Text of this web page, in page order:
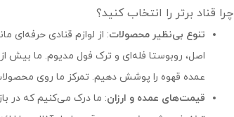
چرا قناد برتر را انتخاب کنید؟
تنوع بی‌نظیر محصولات: از لوازم قنادی حرفه‌ای
عمده قهوه را پوشش دهیم. تمرکز ما روی
قیمت‌های عمده و ارزان: ما درک می‌کنیم که در